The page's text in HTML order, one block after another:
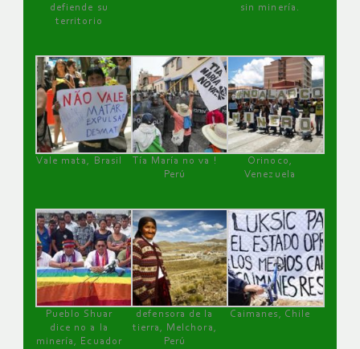
defiende su
territorio
sin minería.
Vale mata, Brasil
Tía María no va !
Perú
Orinoco,
Venezuela
Pueblo Shuar
dice no a la
minería, Ecuador
defensora de la
tierra, Melchora,
Perú
Caimanes, Chile